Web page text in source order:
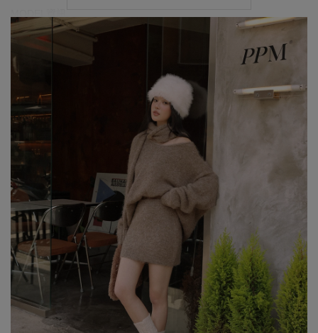
身高163cm／胸圍Bust：79cm
腰圍Waist：63cm／臀圍hips：85cm
試穿報告：模特兒穿著S號